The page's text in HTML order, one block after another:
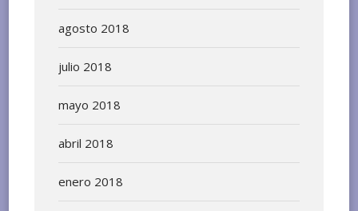
agosto 2018
julio 2018
mayo 2018
abril 2018
enero 2018